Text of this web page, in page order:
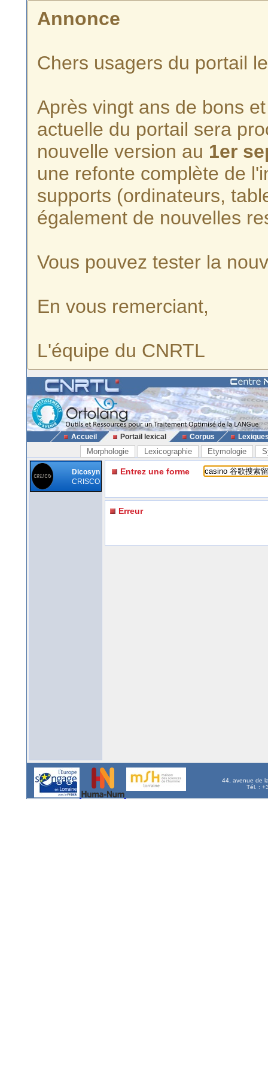
Annonce
Chers usagers du portail
Après vingt ans de bons
actuelle du portail sera
nouvelle version au 1er
une refonte complète de
supports (ordinateurs,
également de nouvelles
Vous pouvez tester la
En vous remerciant,
L'équipe du CNRTL
Accueil Portail lexical Corpus
Morphologie Lexicographie Etymologie
Dicosyn
CRISCO
Entrez une forme
Erreur
44, avenue de
Tél. :